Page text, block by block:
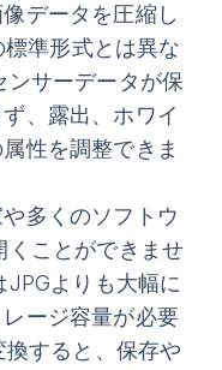
データを圧縮し
準形式とは異な
ンサーデータが保
、露出、ホワイ
性を調整できま
多くのソフトウ
くことができませ
JPGよりも大幅に
ージ容量が必要
すると、保存や